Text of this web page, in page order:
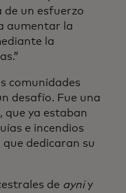
de un esfuerzo
aumentar la
la
comunidades
desafío. Fue una
ya estaban
e incendios
dedicaran su
de ayniy